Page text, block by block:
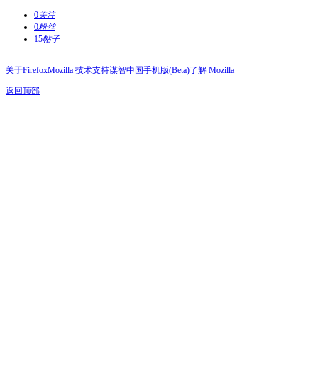
0关注
0粉丝
15帖子
关于FirefoxMozilla 技术支持谋智中国手机版(Beta)了解 Mozilla
返回顶部